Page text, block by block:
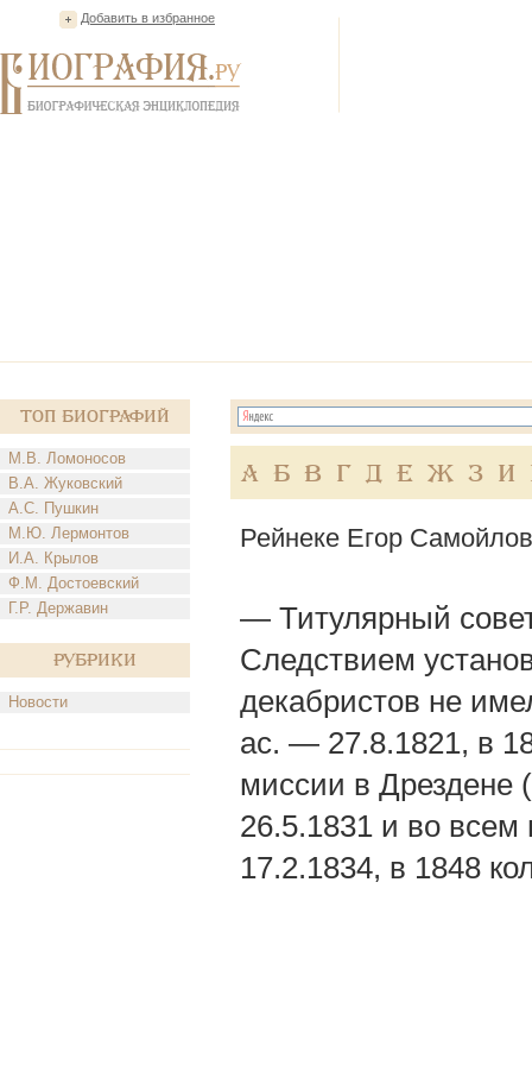
Добавить в избранное
Топ Биографий
М.В. Ломоносов
В.А. Жуковский
А.С. Пушкин
М.Ю. Лермонтов
И.А. Крылов
Ф.М. Достоевский
Г.Р. Державин
Рубрики
Новости
А Б В Г Д Е Ж З И
Рейнеке Егор
— Титулярный
Следствием
декабристов не
ас. — 27.8.1821, в
миссии в Дрездене
26.5.1831 и во
17.2.1834, в 1848